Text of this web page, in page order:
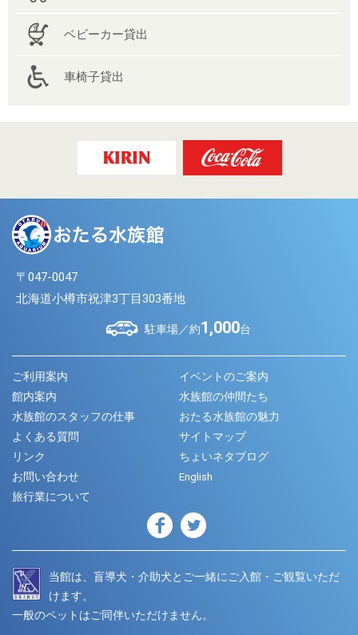
ベビーカー貸出
車椅子貸出
〒047-0047
北海道小樽市祝津3丁目303番地
駐車場／約1,000台
ご利用案内
イベントのご案内
館内案内
水族館の仲間たち
水族館のスタッフの仕事
おたる水族館の魅力
よくある質問
サイトマップ
リンク
ちょいネタブログ
お問い合わせ
English
旅行業について
当館は、盲導犬・介助犬とご一緒にご入館・ご観覧いただ
けます。
一般のペットはご同伴いただけません。